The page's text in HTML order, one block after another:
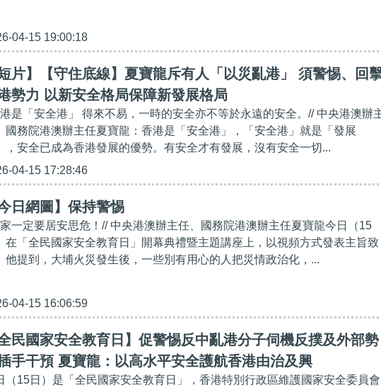
04-15 19:00:18
短片】【守住底線】夏寶龍斥有人「以災亂港」 須警惕、回
勢力 以新安全格局保障新發展格局
是「安全港」 得來不易，一時的安全亦不等於永遠的安全。// 中央港澳辦
國務院港澳辦主任夏寶龍：香港是「安全港」，「安全港」就是「發展
，安全已成為香港發展的優勢。有安全才有發展，沒有安全一切...
04-15 17:28:46
今日網圖】保持警惕
一定要居安思危！// 中央港澳辦主任、國務院港澳辦主任夏寶龍今日（15
在「全民國家安全教育日」開幕典禮暨主題講座上，以視頻方式發表主旨致
他提到，大埔火災發生後，一些別有用心的人把災情政治化，...
04-15 16:06:59
全民國家安全教育日】促警惕反中亂港分子伺機反撲及外部勢
手干預 夏寶龍：以高水平安全護航香港由治及興
（15日）是「全民國家安全教育日」，香港特別行政區維護國家安全委員會